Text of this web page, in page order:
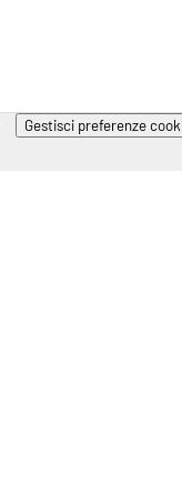
Gestisci preferenze